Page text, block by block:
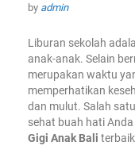
by admin
Liburan sekolah
anak-anak. Selain
merupakan waktu
memperhatikan
dan mulut. Salah
sehat buah hati
Gigi Anak Bali